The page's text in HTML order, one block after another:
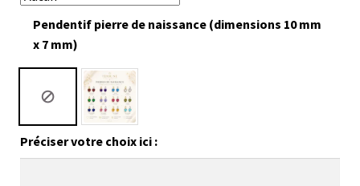
Pendentif pierre de naissance (dimensions 10 mm
x 7 mm)
Préciser votre choix ici :